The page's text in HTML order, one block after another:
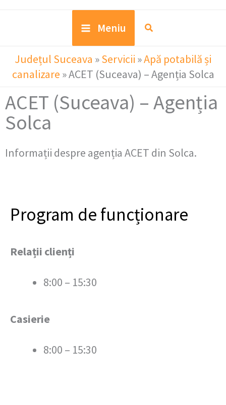
Meniu
Județul Suceava »Servicii »Apă potabilă și
canalizare »ACET (Suceava) – Agenția Solca
ACET (Suceava) – Agenția
Solca
Informații despre agenția ACET din Solca.
Program de funcționare
Relații clienți
8:00 – 15:30
Casierie
8:00 – 15:30